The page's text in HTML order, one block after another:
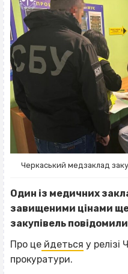
Черкаський медзаклад
Один із медичних
завищеними цінами ще
закупівель
Про це йдеться у релізі
прокуратури.